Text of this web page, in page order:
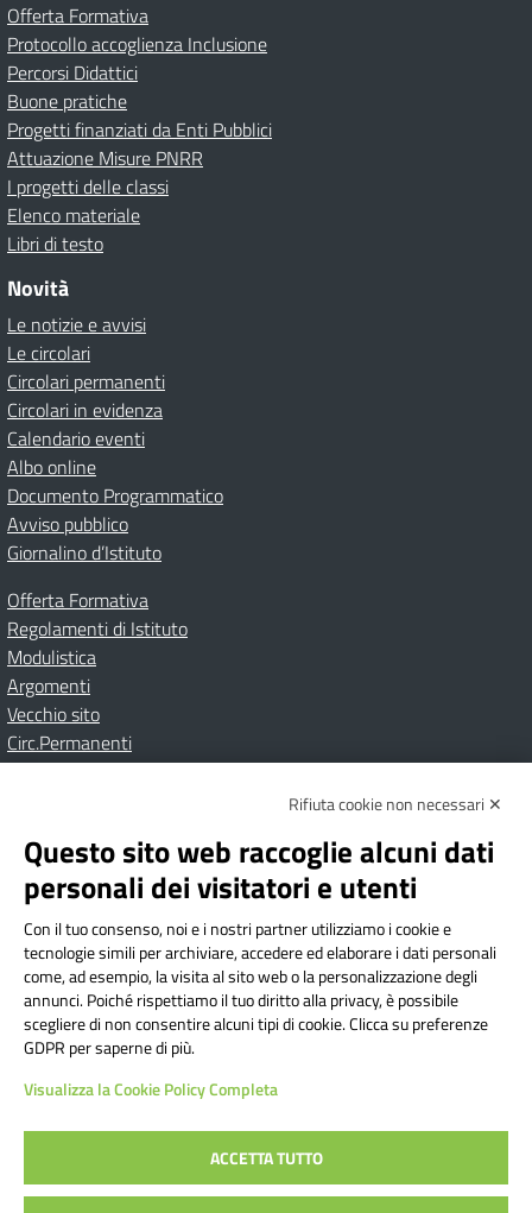
Offerta Formativa
Protocollo accoglienza Inclusione
Percorsi Didattici
Buone pratiche
Progetti finanziati da Enti Pubblici
Attuazione Misure PNRR
I progetti delle classi
Elenco materiale
Libri di testo
Novità
Le notizie e avvisi
Le circolari
Circolari permanenti
Circolari in evidenza
Calendario eventi
Albo online
Documento Programmatico
Avviso pubblico
Giornalino d’Istituto
Offerta Formativa
Regolamenti di Istituto
Modulistica
Argomenti
Vecchio sito
Circ.Permanenti
Albo onlinePrivacy Policy
Dichiarazione di accessibilità
Note Legali
Istituto Comprensivo Bricherasio
Via Cesare Bollea n. 3 - 10064 Bricherasio (TO) | P.E.O.:
toic84200d@istruzione.it | P.E.C.:
toic84200d@pec.istruzione.it
Codice Fiscale: 94544620019 | Cod. Meccanografico:
TOIC84200D | Codice IPA: istsc_toic84200d | Codice
Univoco: UFYI9M
Sito web realizzato da AVVALE SPA|Concept & Design by
Rifiuta cookie non necessari ✕
Questo sito web raccoglie alcuni dati
personali dei visitatori e utenti
Con il tuo consenso, noi e i nostri partner utilizziamo i cookie e
tecnologie simili per archiviare, accedere ed elaborare i dati personali
come, ad esempio, la visita al sito web o la personalizzazione degli
annunci. Poiché rispettiamo il tuo diritto alla privacy, è possibile
scegliere di non consentire alcuni tipi di cookie. Clicca su preferenze
GDPR per saperne di più.
Visualizza la Cookie Policy Completa
ACCETTA TUTTO